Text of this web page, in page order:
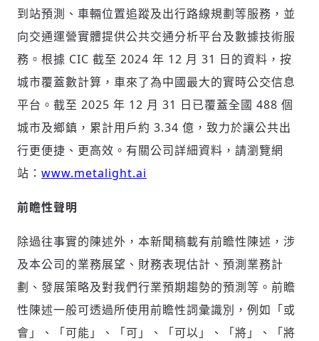
到站預測、車輛位置追蹤及出行路線規劃等服務，並
向交通運營實體提供公共交通分析平台及數據技術服
務。根據 CIC 截至 2024 年 12 月 31 日的資料，按
城市覆蓋數計算，車來了為中國最大的實時公交信息
平台。截至 2025 年 12 月 31 日已覆蓋全國 488 個
城市及鄉鎮，累計用戶約 3.34 億，致力於讓公共出
行更便捷、更高效。有關公司詳細資料，請瀏覽網
站： www.metalight.ai
前瞻性聲明
除過往事實的陳述外，本新聞稿載有前瞻性陳述，涉
及本公司的業務展望、財務表現估計、預測業務計
劃、發展策略及對我們行業預期趨勢的預測等。前瞻
性陳述一般可透過所使用前瞻性詞彙識別，例如「或
會」、「可能」、「可」、「可以」、「將」、「將